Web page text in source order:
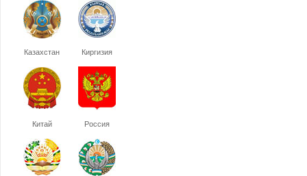
Казахстан Киргизия
Китай Россия